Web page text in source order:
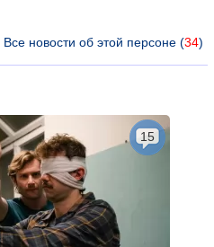
Все новости об этой персоне (34)
15